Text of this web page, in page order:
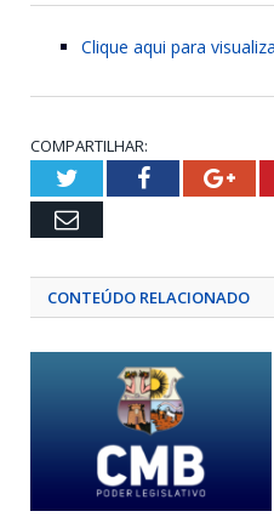
Clique aqui para
COMPARTILHAR:
TwitterFacebook
Email
CONTEÚDO RELACIONADO